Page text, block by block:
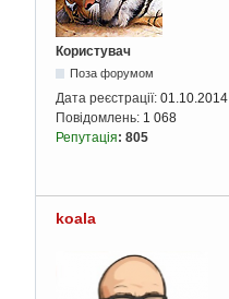
Користувач
Поза форумом
Дата реєстрації: 01.10.2014
Повідомлень: 1 068
Репутація: 805
koala